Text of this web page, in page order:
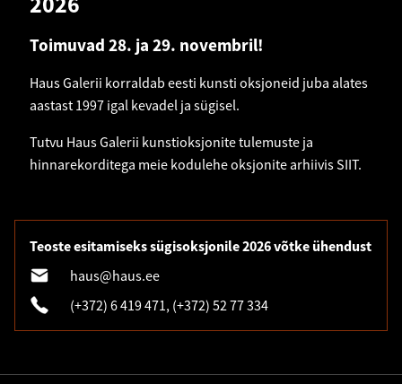
Toimuvad 28. ja 29. novembril!
Haus Galerii korraldab eesti kunsti oksjoneid juba alates
aastast 1997 igal kevadel ja sügisel.
Tutvu Haus Galerii kunstioksjonite tulemuste ja
hinnarekorditega meie kodulehe oksjonite arhiivisSIIT.
Teoste esitamiseks sügisoksjonile 2026 võtke ühendust
haus@haus.ee
(+372) 6 419 471, (+372) 52 77 334